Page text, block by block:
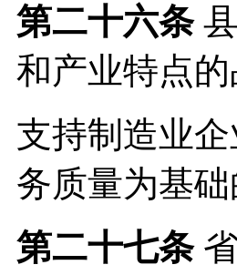
第二十六条
和产业特点
支持制造业
务质量为基
第二十七条